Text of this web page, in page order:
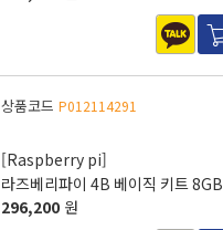
상품코드 P012114291
[Raspberry pi]
라즈베리파이 4B 베이직 키트 8GB
296,200 원